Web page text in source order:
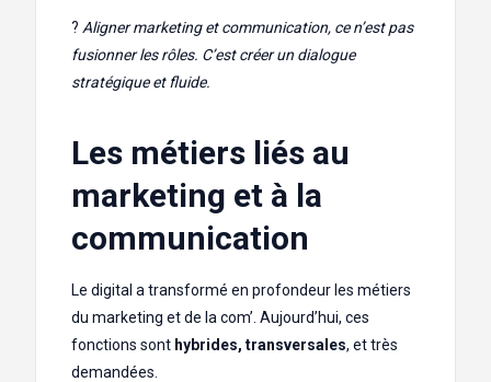
? Aligner marketing et communication, ce n’est pas
fusionner les rôles. C’est créer un dialogue
stratégique et fluide.
Les métiers liés au
marketing et à la
communication
Le digital a transformé en profondeur les métiers
du marketing et de la com’. Aujourd’hui, ces
fonctions sont hybrides, transversales, et très
demandées.